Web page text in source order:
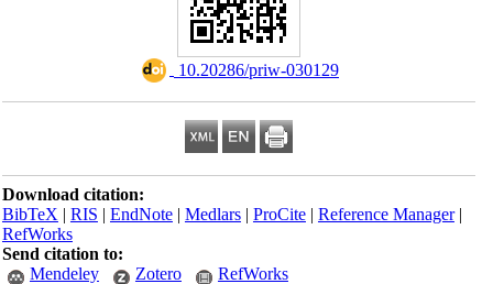
‎ 10.20286/priw-030129
Download citation:
BibTeX|RIS|EndNote|Medlars|ProCite|Reference Manager
RefWorks
Send citation to:
Mendeley
Zotero RefWorks